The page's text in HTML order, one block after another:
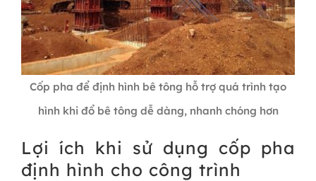
Cốp pha để định hình bê tông hỗ trợ quá trình tạo
hình khi đổ bê tông dễ dàng, nhanh chóng hơn
Lợi ích khi sử dụng cốp pha
định hình cho công trình